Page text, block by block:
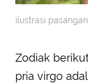
ilustrasi
Zodiak
pria virgo